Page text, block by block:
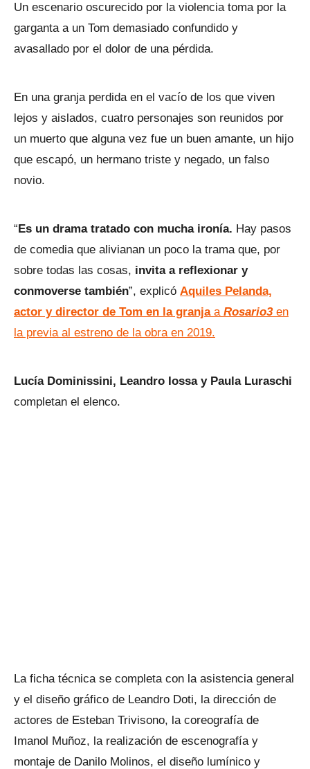
Un escenario oscurecido por la violencia toma por la
garganta a un Tom demasiado confundido y
avasallado por el dolor de una pérdida.
En una granja perdida en el vacío de los que viven
lejos y aislados, cuatro personajes son reunidos por
un muerto que alguna vez fue un buen amante, un hijo
que escapó, un hermano triste y negado, un falso
novio.
“Es un drama tratado con mucha ironía. Hay pasos
de comedia que alivianan un poco la trama que, por
sobre todas las cosas, invita a reflexionar y
conmoverse también”, explicó Aquiles Pelanda,
actor y director de Tom en la granjaa Rosario3en
la previa al estreno de la obra en 2019.
Lucía Dominissini, Leandro Iossa y Paula Luraschi
completan el elenco.
La ficha técnica se completa con la asistencia general
y el diseño gráfico de Leandro Doti, la dirección de
actores de Esteban Trivisono, la coreografía de
Imanol Muñoz, la realización de escenografía y
montaje de Danilo Molinos, el diseño lumínico y